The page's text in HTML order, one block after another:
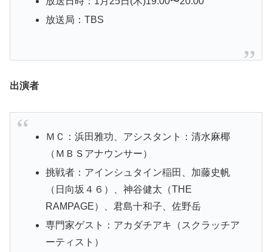
放送局：TBS
出演者
ＭＣ：浜田雅功、アシスタント：清水麻椰
（ＭＢＳアナウンサー）
挑戦者：アインシュタイン稲田、加藤史帆
（日向坂４６）、神谷健太（THE
RAMPAGE）、君島十和子、佐野岳
専門家ゲスト：アカダチアキ（スクラッチア
ーティスト）